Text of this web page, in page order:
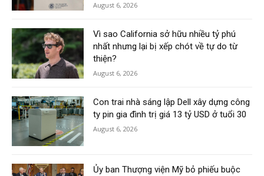
August 6, 2026
Vì sao California sở hữu nhiều tỷ phú
nhất nhưng lại bị xếp chót về tự do từ
thiện?
August 6, 2026
Con trai nhà sáng lập Dell xây dựng công
ty pin gia đình trị giá 13 tỷ USD ở tuổi 30
August 6, 2026
Ủy ban Thượng viện Mỹ bỏ phiếu buộc